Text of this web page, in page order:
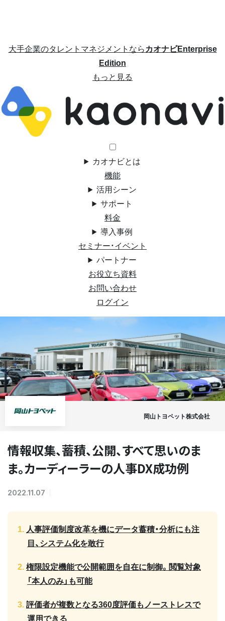
大手企業のタレントマネジメントならカオナビEnterprise
Edition
もっと見る
カオナビとは
機能
活用シーン
サポート
料金
導入事例
セミナー・イベント
パートナー
お役立ち資料
お問い合わせ
ログイン
岡山トヨペット株式会社
情報収集、蓄積、公開、すべて思いのま
ま。カーディーラーの人事DX成功例
2022.11.07
人事評価制度改革を機にデータ蓄積・分析にも注
目、システム化を敢行
権限設定機能で公開範囲を自在に制御。閲覧対象
「本人のみ」も可能
評価者が複数となる360度評価もノーストレスで
運用できる